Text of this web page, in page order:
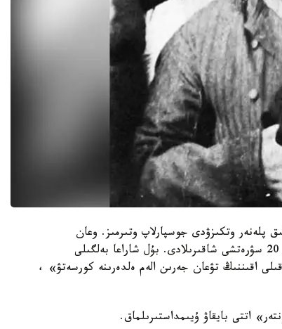
پلەنەر وتكىزۋدى جوسپارلاپ وتىرمىز. وعان
ەلىمىزدىڭ تۇكپىر- تۇكپىرىنەن جانە شەت مەملەكەتتەردەن 20 سۋرەتشى شاقىرىلادى. بۇل شاراعا بەلگىلى
اقىننىڭ تۋعان جەرىن الەم ەلدەرىنە كورسەتۋ» ،
اتتى بايقاۋ ۇيىمداستىرىلماق.